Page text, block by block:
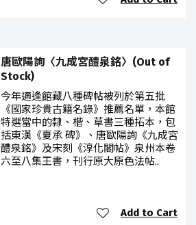
唐歐陽詢〈九成宮醴泉銘〉(Out of
Stock)
今年適逢館藏八種碑帖被列於第五批
《國家珍貴古籍名錄》推薦名單，本館
特選當中的隸、楷、草書三種拓本，包
括東漢《夏承 碑》、唐歐陽詢《九成宮
醴泉銘》及宋刻《淳化閣帖》泉州本卷
六至八集王書，刊行原大原色法帖..
Add to Cart